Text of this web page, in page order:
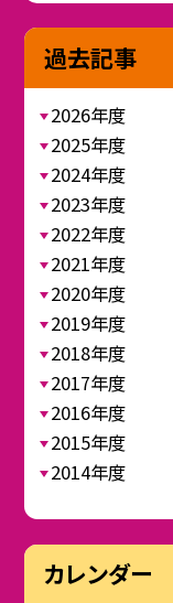
過去記事
2026年度
2025年度
2024年度
2023年度
2022年度
2021年度
2020年度
2019年度
2018年度
2017年度
2016年度
2015年度
2014年度
カレンダー